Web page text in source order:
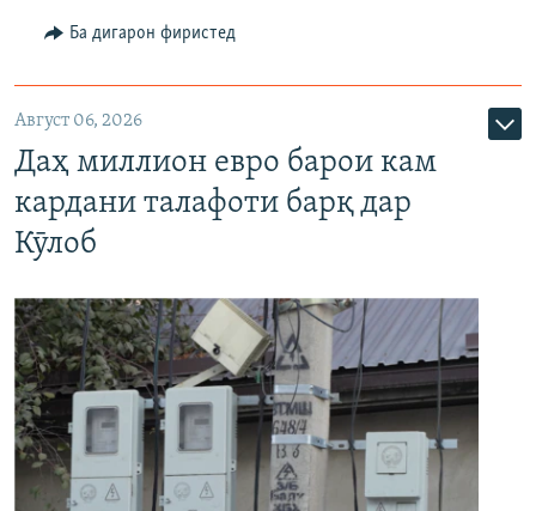
Ба дигарон фиристед
Август 06, 2026
Даҳ миллион евро барои кам
кардани талафоти барқ дар
Кӯлоб